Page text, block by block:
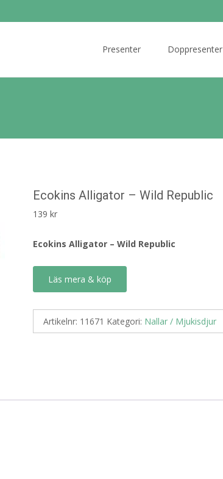
Presenter Doppresenter
Ecokins Alligator – Wild Republic
139 kr
Ecokins Alligator – Wild Republic
Läs mera & köp
Artikelnr: 11671 Kategori: Nallar / Mjukisdjur